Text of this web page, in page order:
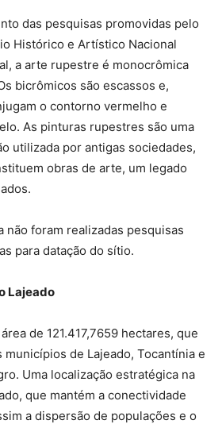
das pesquisas promovidas pelo
Histórico e Artístico Nacional
a arte rupestre é monocrômica
bicrômicos são escassos e,
o contorno vermelho e
As pinturas rupestres são uma
utilizada por antigas sociedades,
obras de arte, um legado
não foram realizadas pesquisas
para datação do sítio.
Lajeado
de 121.417,7659 hectares, que
municípios de Lajeado, Tocantínia e
Uma localização estratégica na
que mantém a conectividade
a dispersão de populações e o